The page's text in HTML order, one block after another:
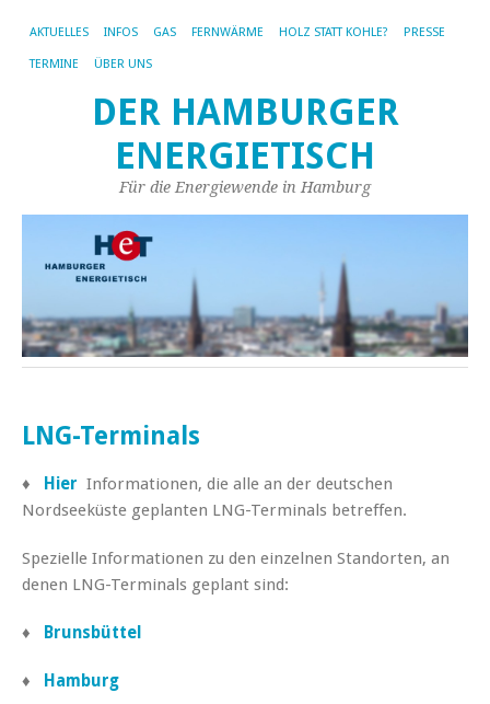
AKTUELLES INFOS GAS FERNWÄRME HOLZ STATT KOHLE? PRESSE
TERMINE ÜBER UNS
DER HAMBURGER
ENERGIETISCH
Für die Energiewende in Hamburg
LNG-Terminals
♦ Hier Informationen, die alle an der deutschen
Nordseeküste geplanten LNG-Terminals betreffen.
Spezielle Informationen zu den einzelnen Standorten, an
denen LNG-Terminals geplant sind:
♦ Brunsbüttel
♦ Hamburg